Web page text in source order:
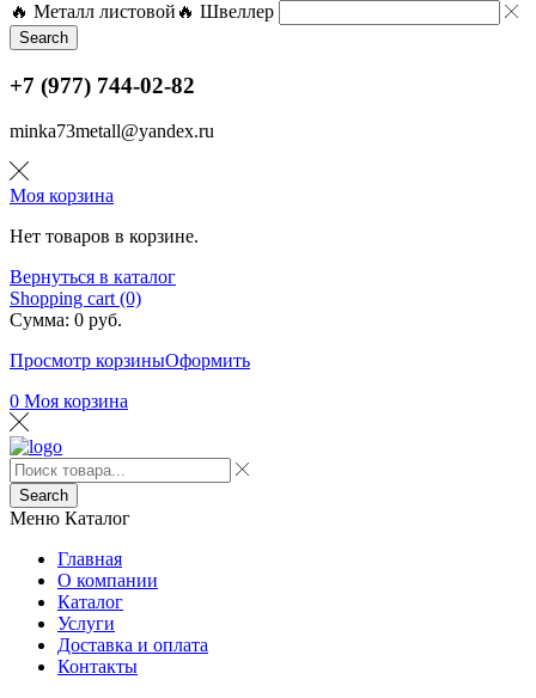
🔥 Металл листовой 🔥 Швеллер
Search
+7 (977) 744-02-82
minka73metall@yandex.ru
Моя корзина
Нет товаров в корзине.
Вернуться в каталог
Shopping cart (0)
Сумма: 0 руб.
Просмотр корзиныОформить
0 Моя корзина
Search
Меню Каталог
Главная
О компании
Каталог
Услуги
Доставка и оплата
Контакты